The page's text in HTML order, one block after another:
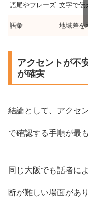
語尾やフレーズ 文字で伝
語彙 地域差を
アクセントが不
が確実
結論として、アクセ
で確認する手順が最
同じ大阪でも話者に
断が難しい場面があ